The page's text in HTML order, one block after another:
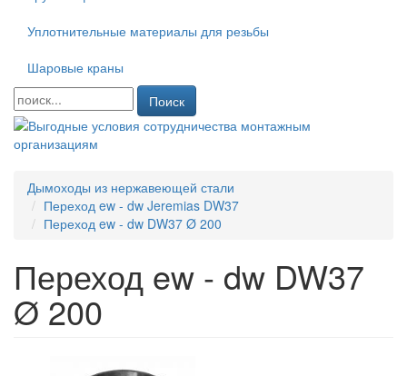
Уплотнительные материалы для резьбы
Шаровые краны
Поиск
Дымоходы из нержавеющей стали
Переход ew - dw Jeremias DW37
Переход ew - dw DW37 Ø 200
Переход ew - dw DW37
Ø 200